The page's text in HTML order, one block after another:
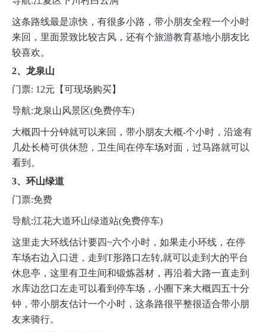
这条路线最是凉快，有很多小路，带小朋友全程一个小时
来回，里面景致比较古风，还有个旅游教育基地小朋友比
较喜欢。
2、龙泉山
门票: 12元【可现场购买】
导航:龙泉山风景区(免费停车)
大概四十分钟就可以来回，带小朋友大概-个小时，沿途有
几处长椅可供休憩，卫生间在停车场对面，过马路就可以
看到。
3、环山绿道
门票:免费
导航:江花大道环山绿道站(免费停车)
这里走大环线估计要四~六个小时，如果走小环线，在停
车场右边入口进，走到T形路口左转,就可以走到大的平台
休息亭，这里有卫生间和锻炼器材，再沿着大路一直走到
水库边岔口左走可以看到停车场，小圈下来大概四五十分
钟，带小朋友估计一个小时，这条路很平整很适合带小朋
友来骑行。